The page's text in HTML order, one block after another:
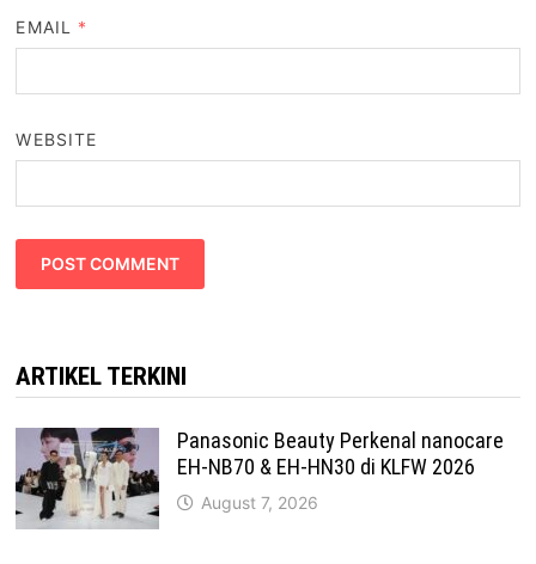
EMAIL *
WEBSITE
ARTIKEL TERKINI
Panasonic Beauty Perkenal nanocare
EH-NB70 & EH-HN30 di KLFW 2026
August 7, 2026